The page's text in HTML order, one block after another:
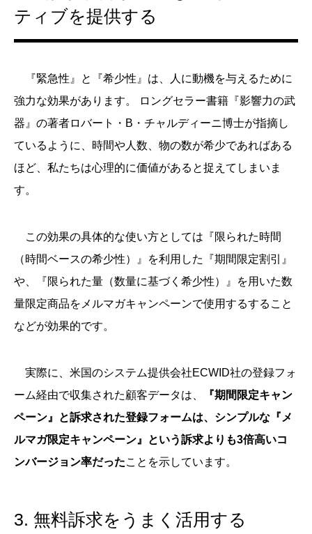
ティブを提供する
『緊急性』と『希少性』は、人に動機を与えるために
強力な効果があります。 ロングセラー書籍『影響力の武
器』の著者ロバート・B・チャルディーニ博士が指摘し
ているように、時間や人数、物の数が希少であればある
ほど、私たちは心理的に価値があると捉えてしまいま
す。
この効果の具体的な使い方としては『限られた時間
（時間ベースの希少性）』を利用した『期間限定割引』
や、『限られた量（数量に基づく希少性）』を用いた数
量限定商品をメルマガキャンペーンで使用するすること
などが効果的です。
実際に、米国のシステム提供会社ECWID社の登録フォ
ーム経由で収集された顧客データは、
『期間限定キャン
ペーン』と訴求された登録フォームは、シンプルな『メ
ルマガ限定キャンペーン』という訴求よりも3倍高いコ
ンバージョン率だったことを示しています。
3. 無料訴求をうまく活用する